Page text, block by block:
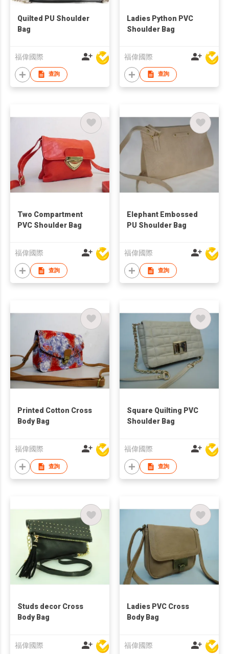
Quilted PU Shoulder
Bag
福偉國際
查詢
Ladies Python PVC
Shoulder Bag
福偉國際
查詢
Two Compartment
PVC Shoulder Bag
福偉國際
查詢
Elephant Embossed
PU Shoulder Bag
福偉國際
查詢
Printed Cotton Cross
Body Bag
福偉國際
查詢
Square Quilting PVC
Shoulder Bag
福偉國際
查詢
Studs decor Cross
Body Bag
福偉國際
Ladies PVC Cross
Body Bag
福偉國際